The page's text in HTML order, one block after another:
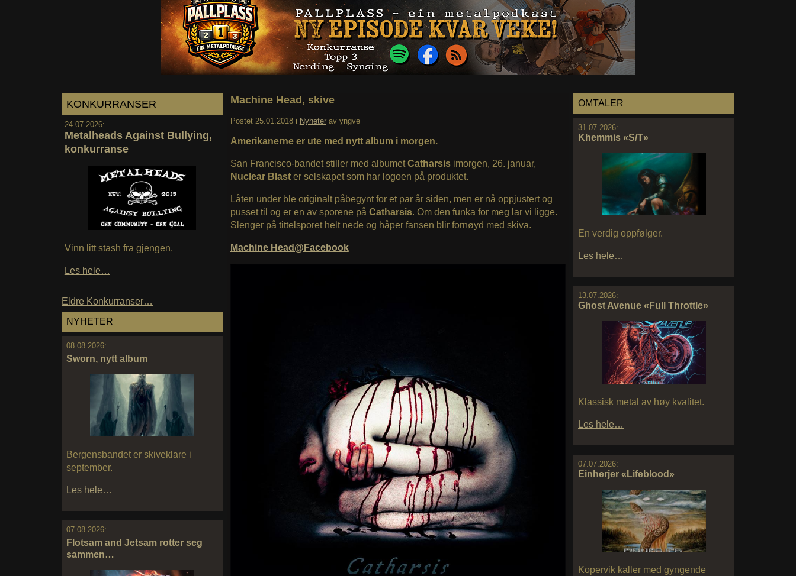
KONKURRANSER
24.07.2026:
Metalheads Against Bullying,
konkurranse
Vinn litt stash fra gjengen.
Les hele…
Eldre Konkurranser…
NYHETER
08.08.2026:
Sworn, nytt album
Bergensbandet er skiveklare i
september.
Les hele…
07.08.2026:
Flotsam and Jetsam rotter seg
sammen…
OMTALER
31.07.2026:
Khemmis «S/T»
En verdig oppfølger.
Les hele…
13.07.2026:
Ghost Avenue «Full Throttle»
Klassisk metal av høy kvalitet.
Les hele…
07.07.2026:
Einherjer «Lifeblood»
Kopervik kaller med gyngende
Machine Head, skive
Postet 25.01.2018 i Nyheter av yngve
Amerikanerne er ute med nytt album i morgen.
San Francisco-bandet stiller med albumetCatharsis imorgen, 26. januar,
Nuclear Blast er selskapet som har logoen på produktet.
Låten under ble originalt påbegynt for et par år siden, men er nå oppjustert og
pusset til og er en av sporene på Catharsis. Om den funka for meg lar vi ligge.
Slenger på tittelsporet helt nede og håper fansen blir fornøyd med skiva.
Machine Head@Facebook